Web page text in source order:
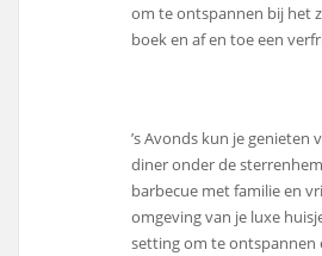
om te ontspannen bij het
boek en af en toe een
’s Avonds kun je genieten
diner onder de
barbecue met familie en
omgeving van je luxe
setting om te